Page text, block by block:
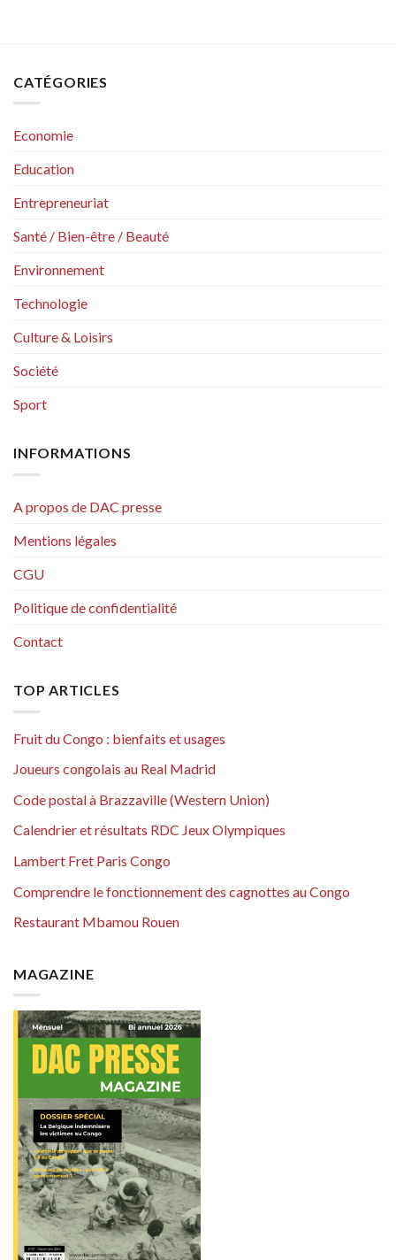
CATÉGORIES
Economie
Education
Entrepreneuriat
Santé / Bien-être / Beauté
Environnement
Technologie
Culture & Loisirs
Société
Sport
INFORMATIONS
A propos de DAC presse
Mentions légales
CGU
Politique de confidentialité
Contact
TOP ARTICLES
Fruit du Congo : bienfaits et usages
Joueurs congolais au Real Madrid
Code postal à Brazzaville (Western Union)
Calendrier et résultats RDC Jeux Olympiques
Lambert Fret Paris Congo
Comprendre le fonctionnement des cagnottes au Congo
Restaurant Mbamou Rouen
MAGAZINE